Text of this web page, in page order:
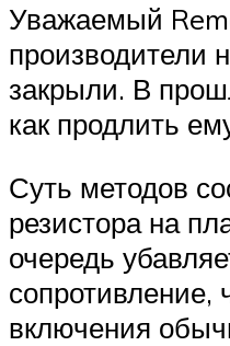
Уважаемый
производители
закрыли. В
как продлить
Суть методов
резистора на
очередь
сопротивление,
включения